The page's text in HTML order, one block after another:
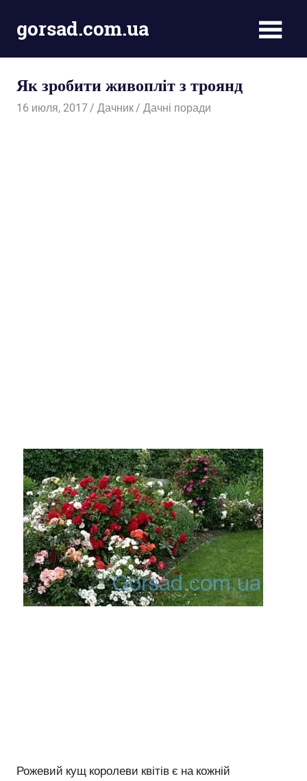
перейти
к
gorsad.com.ua
і
Як зробити живопліт з троянд
16 июля, 2017 Дачник Дачні поради
Рожевий кущ королеви квітів є на кожній